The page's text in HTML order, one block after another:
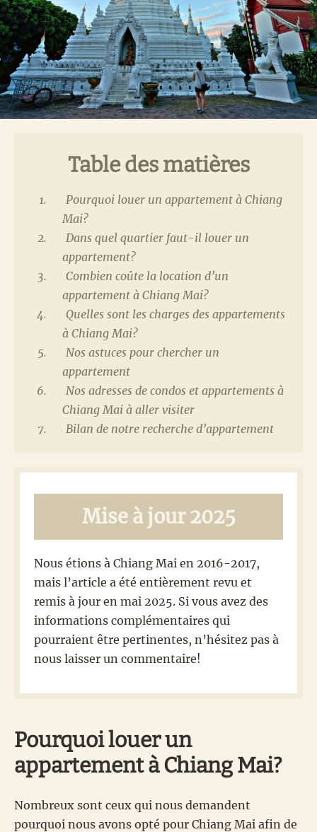
Table des matières
Pourquoi louer un appartement à Chiang
Mai?
Dans quel quartier faut-il louer un
appartement?
Combien coûte la location d’un
appartement à Chiang Mai?
Quelles sont les charges des appartements
à Chiang Mai?
Nos astuces pour chercher un
appartement
Nos adresses de condos et appartements à
Chiang Mai à aller visiter
Bilan de notre recherche d’appartement
Mise à jour 2025
Nous étions à Chiang Mai en 2016-2017,
mais l’article a été entièrement revu et
remis à jour en mai 2025. Si vous avez des
informations complémentaires qui
pourraient être pertinentes, n’hésitez pas à
nous laisser un commentaire!
Pourquoi louer un
appartement à Chiang Mai?
Nombreux sont ceux qui nous demandent
pourquoi nous avons opté pour Chiang Mai afin de